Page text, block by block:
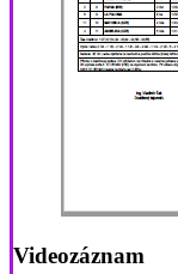
Videozáznam